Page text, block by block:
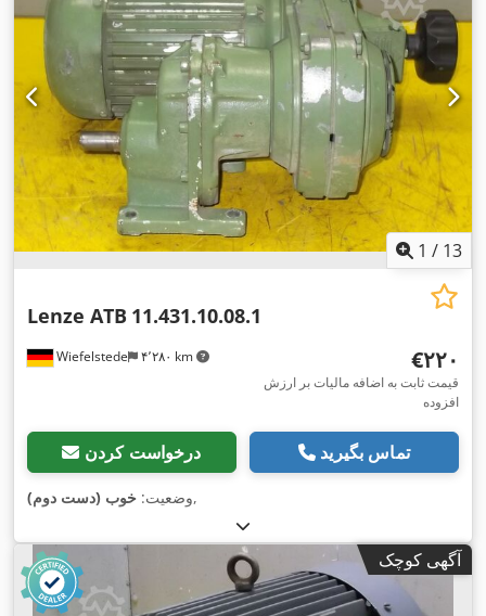
1 / 13
Wiefelstede ۴٬۲۸۰ km
Lenze ATB 11.431.10.08.1
‎€۲۲۰
قیمت ثابت به اضافه مالیات بر ارزش
افزوده
درخواست کردن تماس بگیرید
وضعیت: خوب (دست دوم) ,
آگهی کوچک